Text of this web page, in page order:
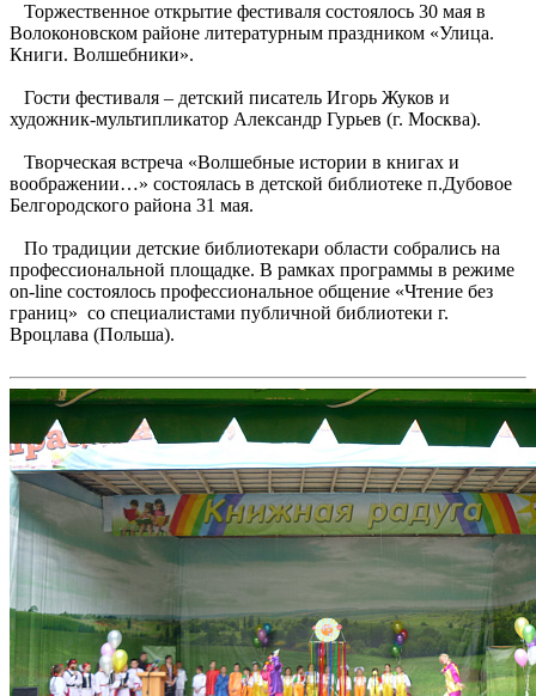
Торжественное открытие фестиваля состоялось 30 мая в
Волоконовском районе литературным праздником «Улица.
Книги. Волшебники».
Гости фестиваля – детский писатель Игорь Жуков и
художник-мультипликатор Александр Гурьев (г. Москва).
Творческая встреча «Волшебные истории в книгах и
воображении…» состоялась в детской библиотеке п.Дубовое
Белгородского района 31 мая.
По традиции детские библиотекари области собрались на
профессиональной площадке. В рамках программы в режиме
on-line состоялось профессиональное общение «Чтение без
границ» со специалистами публичной библиотеки г.
Вроцлава (Польша).